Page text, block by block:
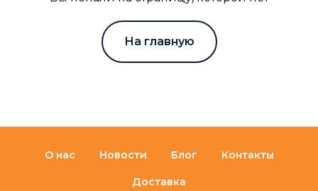
На главную
О нас Новости Блог Контакты
Доставка